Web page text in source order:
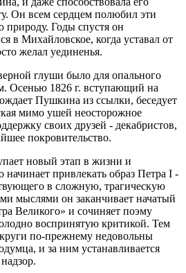
Он всем сердцем полюбил эти
природу. Годы спустя он
в Михайловское, когда уставал от
желал уединенья.
глуши было для опального
Осенью 1826 г. вступающий на
Пушкина из ссылки, беседует
мимо ушей неосторожное
своих друзей - декабристов,
покровительство.
новый этап в жизни и
привлекать образ Петра I -
в сложную, трагическую
мыслями он заканчивает начатый
Великого» и сочиняет поэму
воспринятую критикой. Тем
по-прежнему недовольны
и за ним устанавливается